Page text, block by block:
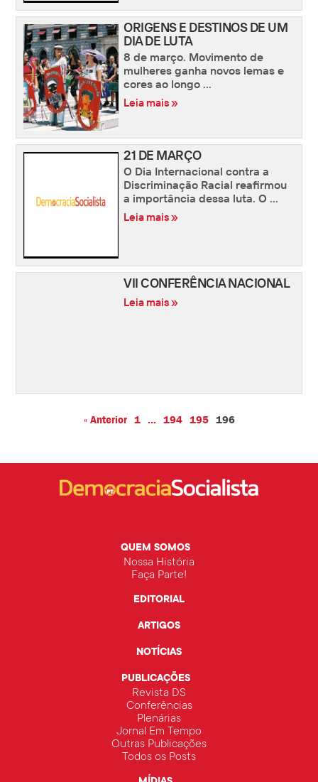
ORIGENS E DESTINOS DE UM
DIA DE LUTA
8 de março. Movimento de
mulheres ganha novos lemas e
cores ao longo ...
Leia mais »
21 DE MARÇO
O Dia Internacional contra a
Discriminação Racial reafirmou
a importância dessa luta. O ...
Leia mais »
VII CONFERÊNCIA NACIONAL
Leia mais »
« Anterior 1 … 194 195 196
QUEM SOMOS
Nossa História
Faça Parte!
EDITORIAL
ARTIGOS
NOTÍCIAS
PUBLICAÇÕES
Revista DS
Conferências
Plenárias
Jornal Em Tempo
Outras Publicações
Todos os Posts